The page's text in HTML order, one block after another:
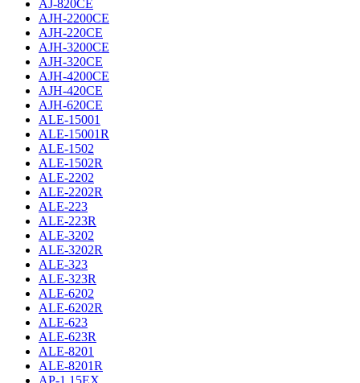
AJ-820CE
AJH-2200CE
AJH-220CE
AJH-3200CE
AJH-320CE
AJH-4200CE
AJH-420CE
AJH-620CE
ALE-15001
ALE-15001R
ALE-1502
ALE-1502R
ALE-2202
ALE-2202R
ALE-223
ALE-223R
ALE-3202
ALE-3202R
ALE-323
ALE-323R
ALE-6202
ALE-6202R
ALE-623
ALE-623R
ALE-8201
ALE-8201R